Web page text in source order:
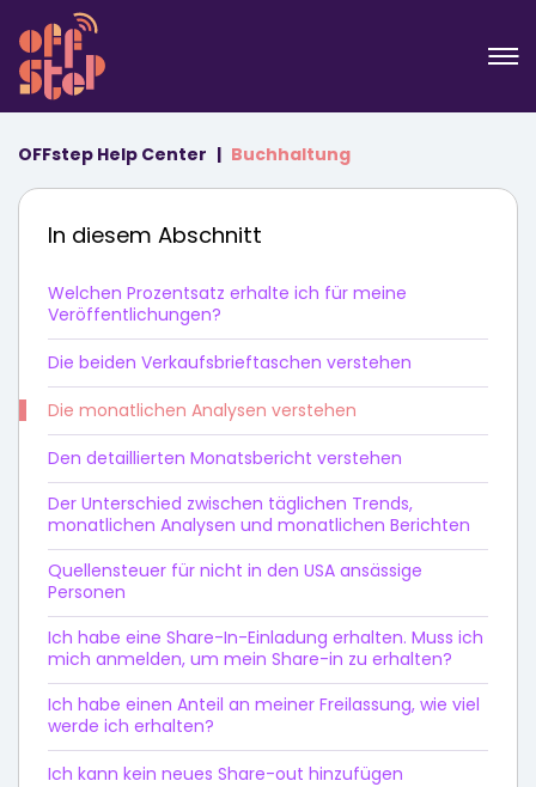
OFFstep Help Center Buchhaltung
In diesem Abschnitt
Welchen Prozentsatz erhalte ich für meine
Veröffentlichungen?
Die beiden Verkaufsbrieftaschen verstehen
Die monatlichen Analysen verstehen
Den detaillierten Monatsbericht verstehen
Der Unterschied zwischen täglichen Trends,
monatlichen Analysen und monatlichen Berichten
Quellensteuer für nicht in den USA ansässige
Personen
Ich habe eine Share-In-Einladung erhalten. Muss ich
mich anmelden, um mein Share-in zu erhalten?
Ich habe einen Anteil an meiner Freilassung, wie viel
werde ich erhalten?
Ich kann kein neues Share-out hinzufügen